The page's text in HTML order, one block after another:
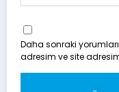
Daha sonraki
adresim ve site